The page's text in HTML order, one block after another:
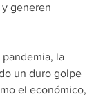
generen
la
un duro golpe
el económico,